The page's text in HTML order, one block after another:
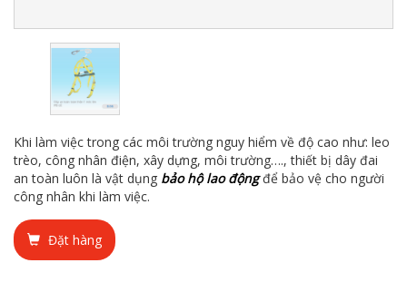
Khi làm việc trong các môi trường nguy hiểm về độ cao như: leo
trèo, công nhân điện, xây dựng, môi trường…., thiết bị dây đai
an toàn luôn là vật dụng bảo hộ lao độngđể bảo vệ cho người
công nhân khi làm việc.
Đặt hàng